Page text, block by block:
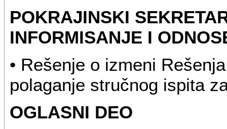
POKRAJINSKI
INFORMISANJE I
• Rešenje o izmeni
polaganje stručnog ispita
OGLASNI DEO